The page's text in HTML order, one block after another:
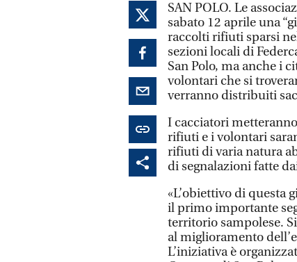
SAN POLO. Le
sabato 12 aprile una
raccolti rifiuti sparsi
sezioni locali di
San Polo, ma anche i
volontari che si
verranno distribuiti
I cacciatori
rifiuti e i volontari
rifiuti di varia natura
di segnalazioni fatte
«L’obiettivo di questa
il primo importante
territorio sampolese.
al miglioramento
L’iniziativa è